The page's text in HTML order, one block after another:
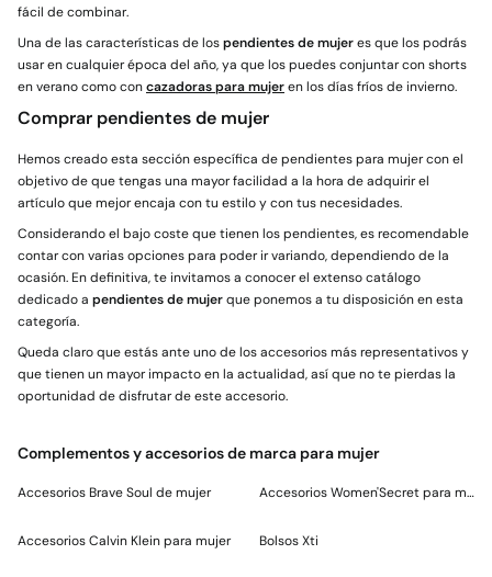
fácil de combinar.
Una de las características de lospendientes de mujeres que los podrás
usar en cualquier época del año, ya que los puedes conjuntar con shorts
en verano como concazadoras para mujeren los días fríos de invierno.
Comprar pendientes de mujer
Hemos creado esta sección específica de pendientes para mujer con el
objetivo de que tengas una mayor facilidad a la hora de adquirir el
artículo que mejor encaja con tu estilo y con tus necesidades.
Considerando el bajo coste que tienen los pendientes, es recomendable
contar con varias opciones para poder ir variando, dependiendo de la
ocasión. En definitiva, te invitamos a conocer el extenso catálogo
dedicado a pendientes de mujerque ponemos a tu disposición en esta
categoría.
Queda claro que estás ante uno de los accesorios más representativos y
que tienen un mayor impacto en la actualidad, así que no te pierdas la
oportunidad de disfrutar de este accesorio.
Complementos y accesorios de marca para mujer
Accesorios Brave Soul de mujer
Accesorios Calvin Klein para mujer
Accesorios Women'Secret para mujer
Bolsos Xti